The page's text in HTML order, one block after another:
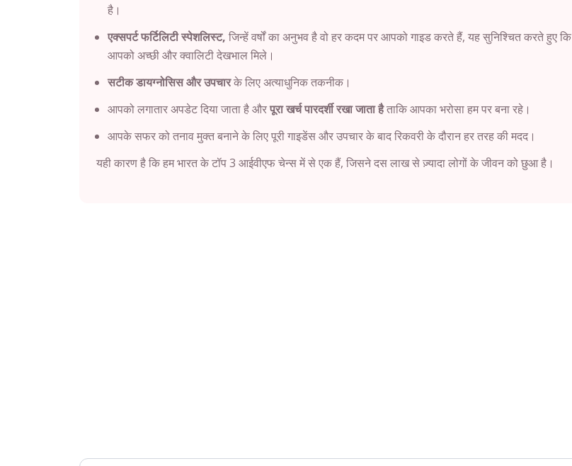
है।
एक्सपर्ट फर्टिलिटी स्पेशलिस्ट, जिन्हें वर्षों का अनुभव है वो हर कदम पर आपको गाइड करते हैं, यह सुनिश्चित करते हुए कि
आपको अच्छी और क्वालिटी देखभाल मिले।
सटीक डायग्नोसिस और उपचारके लिए अत्याधुनिक तकनीक।
आपको लगातार अपडेट दिया जाता है औरपूरा खर्च पारदर्शी रखा जाता हैताकि आपका भरोसा हम पर बना रहे।
आपके सफर को तनाव मुक्त बनाने के लिए पूरी गाइडेंस और उपचार के बाद रिकवरी के दौरान हर तरह की मदद।
यही कारण है कि हम भारत के टॉप 3 आईवीएफ चेन्स में से एक हैं, जिसने दस लाख से ज़्यादा लोगों के जीवन को छुआ है।